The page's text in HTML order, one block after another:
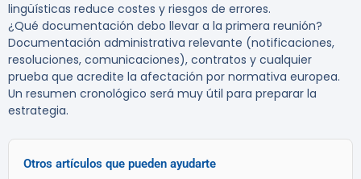
lingüísticas reduce costes y riesgos de errores.
¿Qué documentación debo llevar a la primera reunión?
Documentación administrativa relevante (notificaciones,
resoluciones, comunicaciones), contratos y cualquier
prueba que acredite la afectación por normativa europea.
Un resumen cronológico será muy útil para preparar la
estrategia.
Otros artículos que pueden ayudarte